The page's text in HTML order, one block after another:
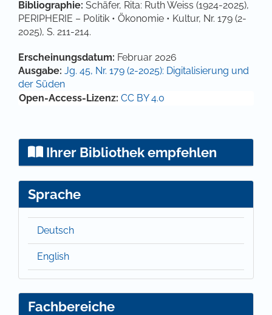
Bibliographie: Schäfer, Rita: Ruth Weiss (1924-2025),
PERIPHERIE – Politik • Ökonomie • Kultur, Nr. 179 (2-
2025), S. 211-214.
Artikel-Details
Erscheinungsdatum: Februar 2026
Ausgabe: Jg. 45, Nr. 179 (2-2025): Digitalisierung und
der Süden
Open-Access-Lizenz: CC BY 4.0
Ihrer Bibliothek empfehlen
Sprache
Deutsch
English
Fachbereiche